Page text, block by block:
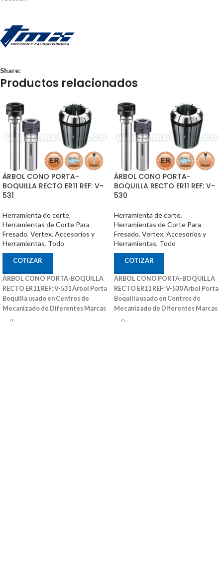
Share:
Productos relacionados
ÁRBOL CONO PORTA-
BOQUILLA RECTO ER11 REF: V-
531
Herramienta de corte,
Herramientas de Corte Para
Fresado, Vertex, Accesorios y
Herramientas, Todo
COTIZAR
ÁRBOL CONO PORTA-BOQUILLA
RECTO ER11 REF: V-531Árbol Porta
Boquilla usado en Centros de
Mecanizado de Diferentes Marcas
También Puede Ser Utilizado en
ÁRBOL CONO PORTA-
BOQUILLA RECTO ER11 REF: V-
530
Herramienta de corte,
Herramientas de Corte Para
Fresado, Vertex, Accesorios y
Herramientas, Todo
COTIZAR
ÁRBOL CONO PORTA-BOQUILLA
RECTO ER11 REF: V-530Árbol Porta
Boquilla usado en Centros de
Mecanizado de Diferentes Marcas
También Puede Ser Utilizado en